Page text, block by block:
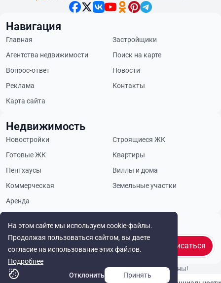
На этом сайте мы используем cookie-файлы.
Продолжая пользоваться сайтом, вы даете
согласие на использование этих файлов.
Подробнее
Отклонить
Принять
Будьте в курсе
Подписаться
Навигация
Главная
Застройщики
Агентства недвижимости
Поиск на карте
Вопрос-ответ
Новости
Реклама
Контакты
Карта сайта
Недвижимость
Новостройки
Строящиеся ЖК
Готовые ЖК
Квартиры
Пентхаусы
Виллы и дома
Коммерческая
Земельные участки
Аренда
© Cyprus Realestate 2026. Все права защищены!